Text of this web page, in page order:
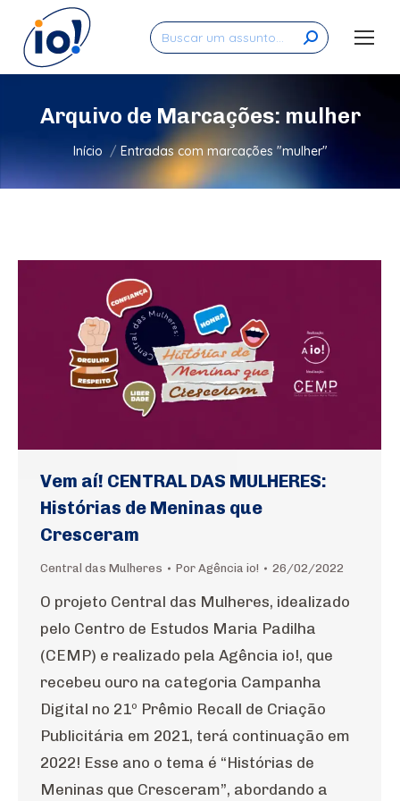
Search:
Arquivo de Marcações: mulher
Você está aqui:
Início Entradas com marcações "mulher"
Vem aí! CENTRAL DAS MULHERES:
Histórias de Meninas que
Cresceram
Central das Mulheres Por Agência io! 26/02/2022
O projeto Central das Mulheres, idealizado
pelo Centro de Estudos Maria Padilha
(CEMP) e realizado pela Agência io!, que
recebeu ouro na categoria Campanha
Digital no 21º Prêmio Recall de Criação
Publicitária em 2021, terá continuação em
2022! Esse ano o tema é “Histórias de
Meninas que Cresceram”, abordando a